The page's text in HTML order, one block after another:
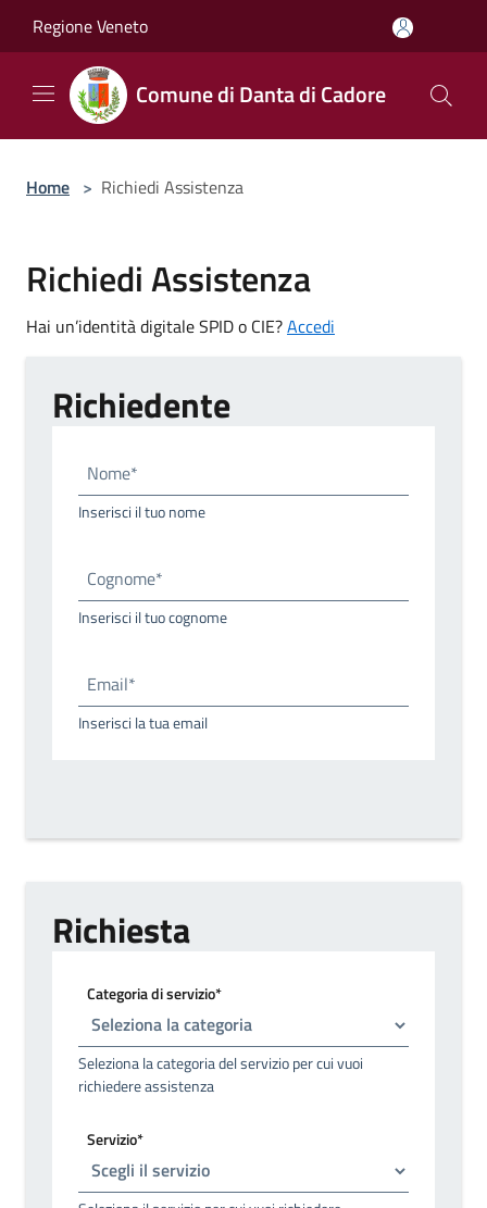
Regione Veneto
Comune di Danta di Cadore
Home > Richiedi Assistenza
Richiedi Assistenza
Hai un’identità digitale SPID o CIE?Accedi
Richiedente
Nome*
Inserisci il tuo nome
Cognome*
Inserisci il tuo cognome
Email*
Inserisci la tua email
Richiesta
Categoria di servizio*
Seleziona la categoria del servizio per cui vuoi
richiedere assistenza
Servizio*